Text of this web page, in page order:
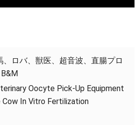
、ロバ、獣医、超音波、直腸プロ
Oocyte Pick-Up Equipment
In Vitro Fertilization